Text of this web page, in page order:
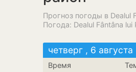
Прогноз погоды в Dealul
Погода: Dealul Fântâna
четверг , 6 августа
Время